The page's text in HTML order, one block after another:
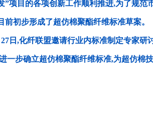
”项目的各项创新工作顺利推进,为了规范
前初步形成了超仿棉聚酯纤维标准草案。
日,化纤联盟邀请行业内标准制定专家研
一步确立超仿棉聚酯纤维标准,为超仿棉